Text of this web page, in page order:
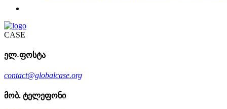
CASE
ელ-ფოსტა
contact@globalcase.org
მობ. ტელეფონი